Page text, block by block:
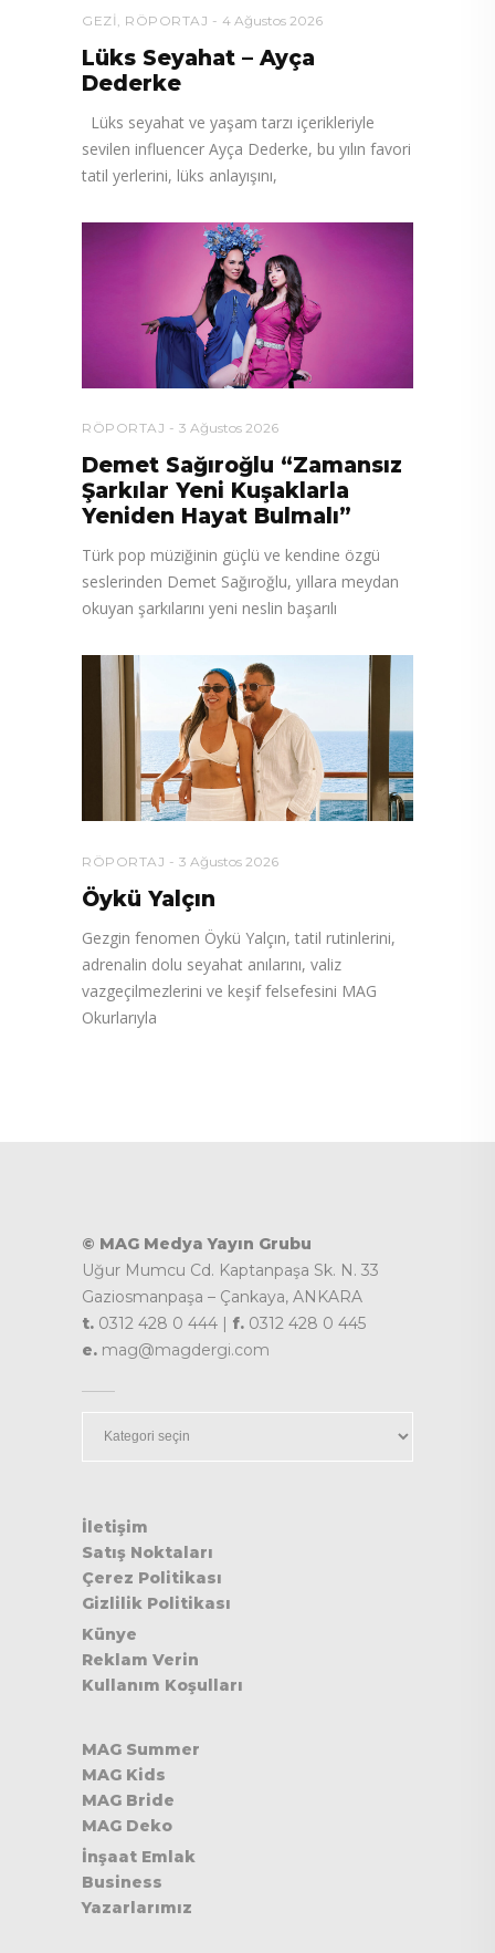
GEZI , RÖPORTAJ 4 Ağustos 2026
Lüks Seyahat – Ayça
Dederke
Lüks seyahat ve yaşam tarzı içerikleriyle
sevilen influencer Ayça Dederke, bu yılın favori
tatil yerlerini, lüks anlayışını,
RÖPORTAJ 3 Ağustos 2026
Demet Sağıroğlu “Zamansız
Şarkılar Yeni Kuşaklarla
Yeniden Hayat Bulmalı”
Türk pop müziğinin güçlü ve kendine özgü
seslerinden Demet Sağıroğlu, yıllara meydan
okuyan şarkılarını yeni neslin başarılı
RÖPORTAJ 3 Ağustos 2026
Öykü Yalçın
Gezgin fenomen Öykü Yalçın, tatil rutinlerini,
adrenalin dolu seyahat anılarını, valiz
vazgeçilmezlerini ve keşif felsefesini MAG
Okurlarıyla
© MAG Medya Yayın Grubu
Uğur Mumcu Cd. Kaptanpaşa Sk. N. 33
Gaziosmanpaşa – Çankaya, ANKARA
t. 0312 428 0 444 | f. 0312 428 0 445
e. mag@magdergi.com
İletişim
Satış Noktaları
Çerez Politikası
Gizlilik Politikası
Künye
Reklam Verin
Kullanım Koşulları
MAG Summer
MAG Kids
MAG Bride
MAG Deko
İnşaat Emlak
Business
Yazarlarımız